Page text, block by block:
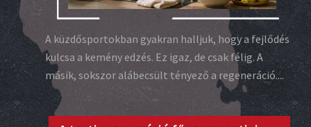
A küzdősportokban gyakran halljuk, hogy a fejlődés
kulcsa a kemény edzés. Ez igaz, de csak félig. A
másik, sokszor alábecsült tényező a regeneráció....